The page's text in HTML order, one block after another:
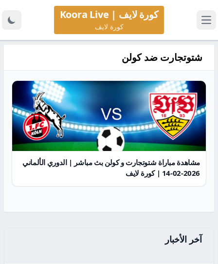
كورة لايف | Koora Live
كورة لايف
شتوتجارت ضد كولن
مشاهدة مباراة شتوتجارت و كولن بث مباشر | الدوري الألماني
2026-02-14 | كورة لايف
آخر الأخبار